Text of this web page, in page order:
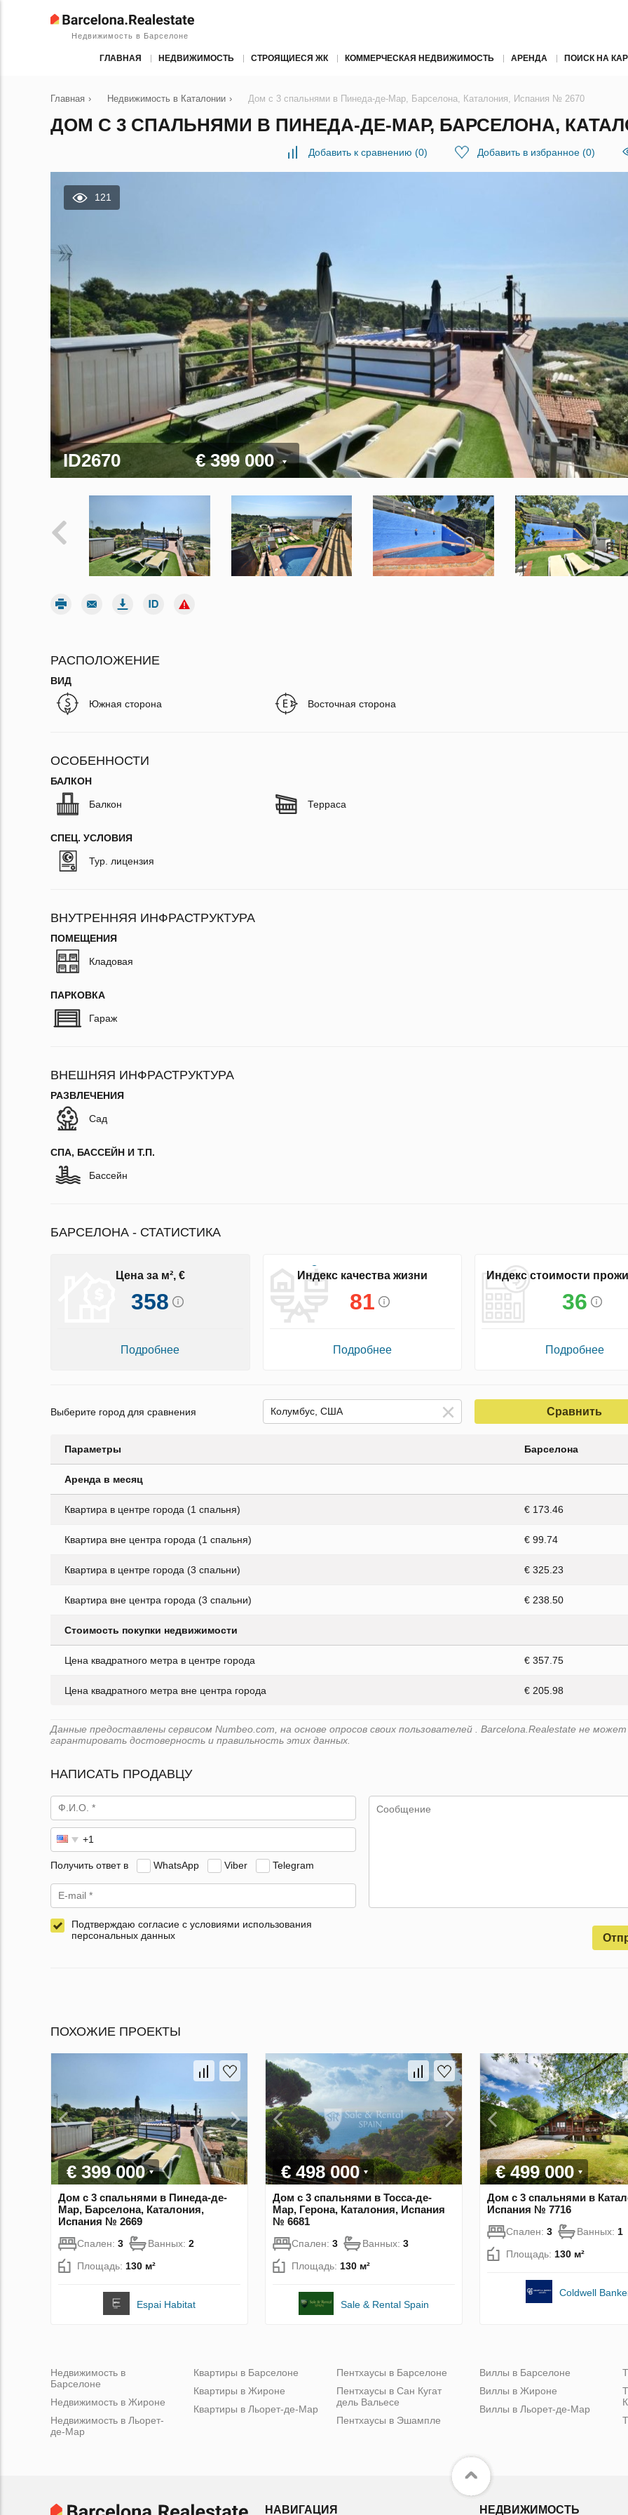
Недвижимость в Барселоне
ГЛАВНАЯ НЕДВИЖИМОСТЬ СТРОЯЩИЕСЯ ЖК КОММЕРЧЕСКАЯ НЕДВИЖИМОСТЬ АРЕНДА ПОИСК НА
Главная › Недвижимость в Каталонии › Дом с 3 спальнями в Пинеда-де-Мар, Барселона, Каталония, Испания № 2670
ДОМ С 3 СПАЛЬНЯМИ В ПИНЕДА-ДЕ-МАР, БАРСЕЛОНА,
Добавить к сравнению (0) Добавить в избранное (0)
121
ID2670 € 399 000
РАСПОЛОЖЕНИЕ
ВИД
Южная сторона Восточная сторона
ОСОБЕННОСТИ
БАЛКОН
Балкон Терраса
СПЕЦ. УСЛОВИЯ
Тур. лицензия
ВНУТРЕННЯЯ ИНФРАСТРУКТУРА
ПОМЕЩЕНИЯ
Кладовая
ПАРКОВКА
Гараж
ВНЕШНЯЯ ИНФРАСТРУКТУРА
РАЗВЛЕЧЕНИЯ
Сад
СПА, БАССЕЙН И Т.П.
Бассейн
БАРСЕЛОНА - СТАТИСТИКА
Цена за м², €
358
Подробнее
Индекс качества жизни
81
Подробнее
Индекс стоимости
36
Подробнее
Выберите город для сравнения Сравнить
Параметры Барселона
Аренда в месяц
Квартира в центре города (1 спальня) € 173.46
Квартира вне центра города (1 спальня) € 99.74
Квартира в центре города (3 спальни) € 325.23
Квартира вне центра города (3 спальни) € 238.50
Стоимость покупки недвижимости
Цена квадратного метра в центре города € 357.75
Цена квадратного метра вне центра города € 205.98
Данные предоставлены сервисом Numbeo.com, на основе опросов своих пользователей . Barcelona.Realestate не может
гарантировать достоверность и правильность этих данных.
НАПИСАТЬ ПРОДАВЦУ
Получить ответ в WhatsApp Viber Telegram
Подтверждаю согласие с условиями использования
персональных данных
ПОХОЖИЕ ПРОЕКТЫ
€ 399 000
Дом с 3 спальнями в Пинеда-де-
Мар, Барселона, Каталония,
Испания № 2669
Спален: 3 Ванных: 2
Площадь: 130 м²
Espai Habitat
€ 498 000
Дом с 3 спальнями в Тосса-де-
Мар, Герона, Каталония, Испания
№ 6681
Спален: 3 Ванных: 3
Площадь: 130 м²
Sale & Rental Spain
€ 499 000
Дом с 3 спальнями в
Испания № 7716
Спален: 3 Ванных: 1
Площадь: 130 м²
Coldwell
Недвижимость в
Барселоне
Недвижимость в Жироне
Недвижимость в Льорет-
де-Мар
Квартиры в Барселоне
Квартиры в Жироне
Квартиры в Льорет-де-Мар
Пентхаусы в Барселоне
Пентхаусы в Сан Кугат
дель Вальесе
Пентхаусы в Эшампле
Виллы в Барселоне
Виллы в Жироне
Виллы в Льорет-де-Мар
НАВИГАЦИЯ НЕДВИЖИМОСТЬ